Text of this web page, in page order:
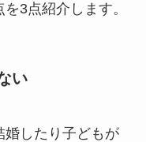
3点紹介します。
い
婚したり子どもが